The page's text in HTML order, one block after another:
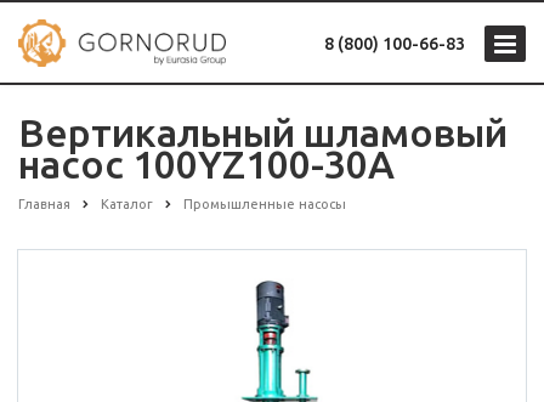
8 (800) 100-66-83
Вертикальный шламовый
насос 100YZ100-30A
Главная Каталог Промышленные насосы